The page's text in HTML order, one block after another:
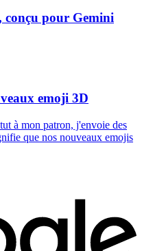
conçu pour Gemini
emoji 3D
à mon patron, j'envoie des
que nos nouveaux emojis